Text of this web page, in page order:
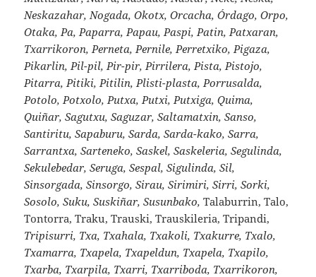
Neskazahar, Nogada, Okotx, Orcacha, Órdago, Orpo,
Otaka, Pa, Paparra, Papau, Paspi, Patin, Patxaran,
Txarrikoron, Perneta, Pernile, Perretxiko, Pigaza,
Pikarlin, Pil-pil, Pir-pir, Pirrilera, Pista, Pistojo,
Pitarra, Pitiki, Pitilin, Plisti-plasta, Porrusalda,
Potolo, Potxolo, Putxa, Putxi, Putxiga, Quima,
Quiñar, Sagutxu, Saguzar, Saltamatxin, Sanso,
Santiritu, Sapaburu, Sarda, Sarda-kako, Sarra,
Sarrantxa, Sarteneko, Saskel, Saskeleria, Segulinda,
Sekulebedar, Seruga, Sespal, Sigulinda, Sil,
Sinsorgada, Sinsorgo, Sirau, Sirimiri, Sirri, Sorki,
Sosolo, Suku, Suskiñar, Susunbako, Talaburrin, Talo,
Tontorra, Traku, Trauski, Trauskileria, Tripandi,
Tripisurri, Txa, Txahala, Txakoli, Txakurre, Txalo,
Txamarra, Txapela, Txapeldun, Txapela, Txapilo,
Txarba, Txarpila, Txarri, Txarriboda, Txarrikoron,